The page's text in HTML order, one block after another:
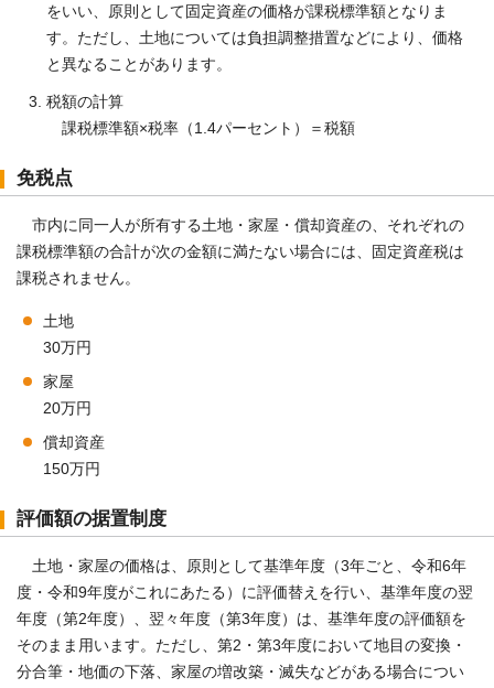
をいい、原則として固定資産の価格が課税標準額となりま
す。ただし、土地については負担調整措置などにより、価格
と異なることがあります。
税額の計算
課税標準額×税率（1.4パーセント）＝税額
免税点
市内に同一人が所有する土地・家屋・償却資産の、それぞれの
課税標準額の合計が次の金額に満たない場合には、固定資産税は
課税されません。
土地
30万円
家屋
20万円
償却資産
150万円
評価額の据置制度
土地・家屋の価格は、原則として基準年度（3年ごと、令和6年
度・令和9年度がこれにあたる）に評価替えを行い、基準年度の翌
年度（第2年度）、翌々年度（第3年度）は、基準年度の評価額を
そのまま用います。ただし、第2・第3年度において地目の変換・
分合筆・地価の下落、家屋の増改築・滅失などがある場合につい